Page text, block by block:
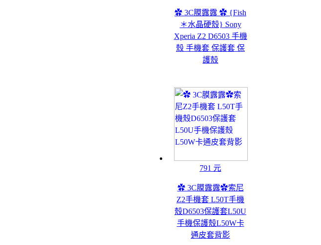
✿ 3C膜露露 ✿ {Fish
＊水晶硬殼} Sony
Xperia Z2 D6503 手機
殼 手機套 保護套 保
護殼
791 元
✿ 3C膜露露✿索尼
Z2手機套 L50T手機
殼D6503保護套L50U
手機保護殼L50W卡
通皮套背影